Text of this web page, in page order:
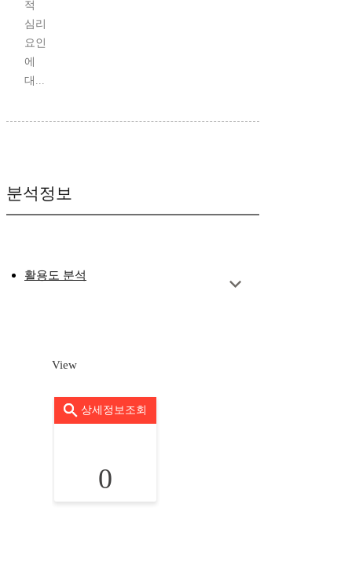
적
심리
요인
에
대...
분석정보
활용도 분석
View
상세정보조회
0